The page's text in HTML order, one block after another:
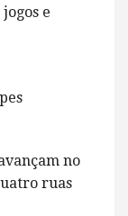
e
no
ruas